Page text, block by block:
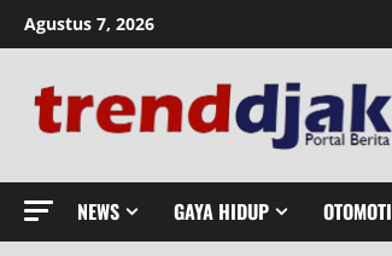
Skip
to
Agustus 7, 2026
NEWS GAYA HIDUP